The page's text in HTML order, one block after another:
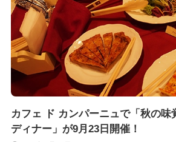
カフェ ド カンパーニュで「秋の味
ディナー」が9月23日開催！